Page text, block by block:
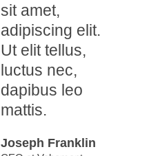
sit amet,
adipiscing elit.
Ut elit tellus,
luctus nec,
dapibus leo
mattis.
Joseph Franklin